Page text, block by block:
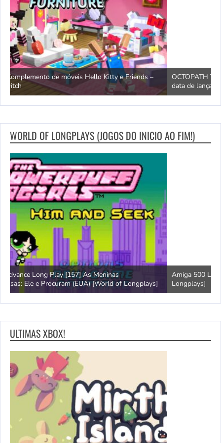
OCTOPATH TRAVELER e OCTOPATH TRAVELER II – Trailer da
data de lançamento – Nintendo Switch 2
WORLD OF LONGPLAYS (JOGOS DO INICIO AO FIM!)
Amiga 500 Longplay [597] Segundo Samurai [World of
Longplays]
ULTIMAS XBOX!